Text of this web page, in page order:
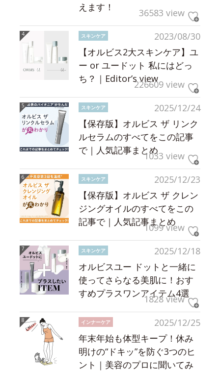
えます！
36583 view
2023/08/30
スキンケア
【オルビス2大スキンケア】ユ
ー or ユードット 私にはどっ
ち？｜Editor’s view226609 view
2025/12/24
スキンケア
【保存版】オルビス ザ リンク
ルセラムのすべてをこの記事
で｜人気記事まとめ1033 view
2025/12/23
スキンケア
【保存版】オルビス ザ クレン
ジングオイルのすべてをこの
記事で｜人気記事まとめ
1099 view
2025/12/18
スキンケア
オルビスユー ドットと一緒に
使ってさらなる美肌に！おす
すめプラスワンアイテム4選
1828 view
2025/12/25
インナーケア
年末年始も体型キープ！休み
明けの“ドキッ”を防ぐ3つのヒ
ント｜美容のプロに聞いてみ